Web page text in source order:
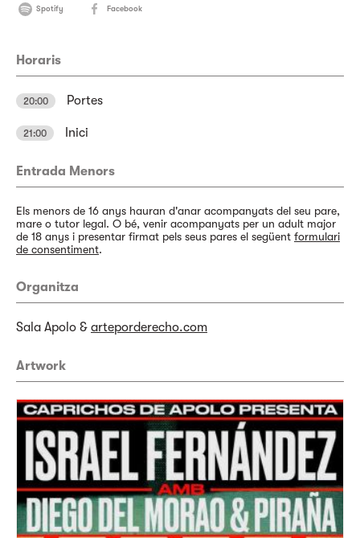
Spotify Facebook
Horaris
20:00 Portes
21:00 Inici
Entrada Menors
Els menors de 16 anys hauran d'anar acompanyats del seu pare,
mare o tutor legal. O bé, venir acompanyats per un adult major
de 18 anys i presentar firmat pels seus pares el següent formulari
de consentiment.
Organitza
Sala Apolo & arteporderecho.com
Artwork